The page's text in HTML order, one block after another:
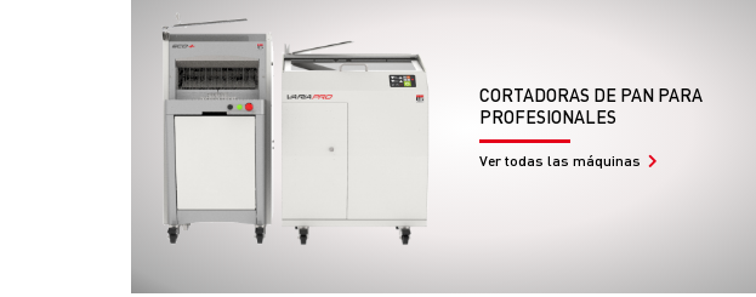
CORTADORAS DE PAN PARA
PROFESIONALES
Ver todas las máquinas